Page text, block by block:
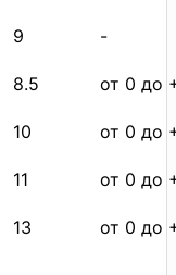
9 -
8.5 от 0 до
10 от 0 до
11 от 0 до
13 от 0 до